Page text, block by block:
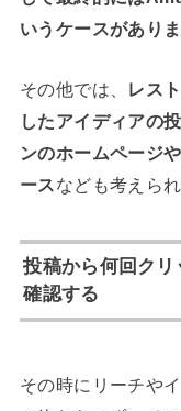
いうケースがありま
その他では、 レス
したアイディアの
ンのホームページ
ースなども考えられ
投稿から何回ク
確認する
その時にリーチや